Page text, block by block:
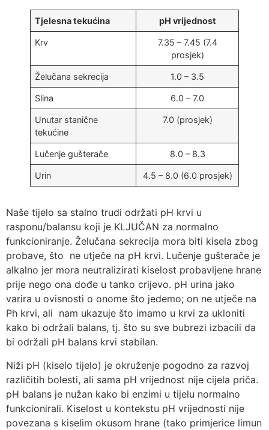
Tjelesna tekućina pH vrijednost
Krv
7.35 – 7.45 (7.4
prosjek)
Želučana sekrecija 1.0 – 3.5
Slina 6.0 – 7.0
Unutar stanične
tekućine
7.0 (prosjek)
Lučenje gušterače 8.0 – 8.3
Urin 4.5 – 8.0 (6.0 prosjek)
Naše tijelo sa stalno trudi održati pH krvi u
rasponu/balansu koji je KLJUČAN za normalno
funkcioniranje. Želučana sekrecija mora biti kisela zbog
probave, što ne utječe na pH krvi. Lučenje gušterače je
alkalno jer mora neutralizirati kiselost probavljene hrane
prije nego ona dođe u tanko crijevo. pH urina jako
varira u ovisnosti o onome što jedemo; on ne utječe na
Ph krvi, ali nam ukazuje što imamo u krvi za ukloniti
kako bi održali balans, tj. što su sve bubrezi izbacili da
bi održali pH balans krvi stabilan.
Niži pH (kiselo tijelo) je okruženje pogodno za razvoj
različitih bolesti, ali sama pH vrijednost nije cijela priča.
pH balans je nužan kako bi enzimi u tijelu normalno
funkcionirali. Kiselost u kontekstu pH vrijednosti nije
povezana s kiselim okusom hrane (tako primjerice limun